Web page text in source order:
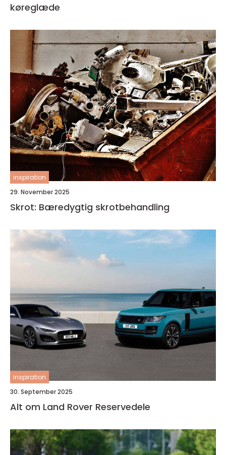
køreglæde
inspiration
29. November 2025
Skrot: Bæredygtig skrotbehandling
inspiration
30. September 2025
Alt om Land Rover Reservedele